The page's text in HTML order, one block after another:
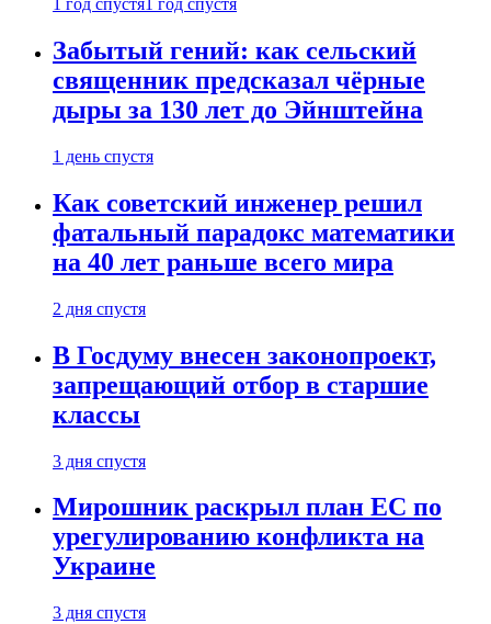
1 год спустя 1 год спустя
Забытый гений: как сельский
священник предсказал чёрные
дыры за 130 лет до Эйнштейна
1 день спустя
Как советский инженер решил
фатальный парадокс математики
на 40 лет раньше всего мира
2 дня спустя
В Госдуму внесен законопроект,
запрещающий отбор в старшие
классы
3 дня спустя
Мирошник раскрыл план ЕС по
урегулированию конфликта на
Украине
3 дня спустя